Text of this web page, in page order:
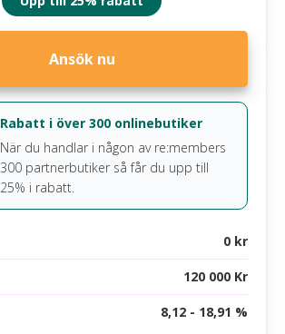
Ansök nu
Rabatt i över 300 onlinebutiker
När du handlar i någon av re:members
300 partnerbutiker så får du upp till
25% i rabatt.
0 kr
120 000 Kr
8,12 - 18,91 %